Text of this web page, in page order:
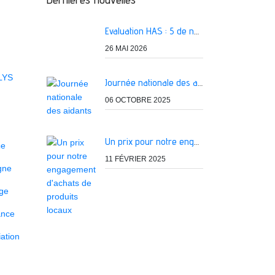
Evaluation HAS : 5 de nos services classés A
26 MAI 2026
Journée nationale des aidants
06 OCTOBRE 2025
Un prix pour notre engagement d'achats de produits locaux
11 FÉVRIER 2025